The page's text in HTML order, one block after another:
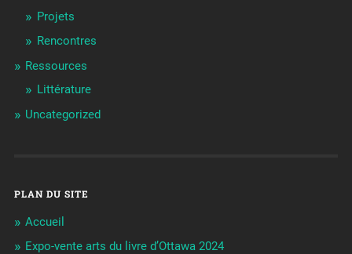
Projets
Rencontres
Ressources
Littérature
Uncategorized
PLAN DU SITE
Accueil
Expo-vente arts du livre d’Ottawa 2024